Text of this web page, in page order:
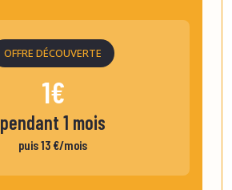
OFFRE DÉCOUVERTE
1€
pendant 1 mois
puis 13 €/mois